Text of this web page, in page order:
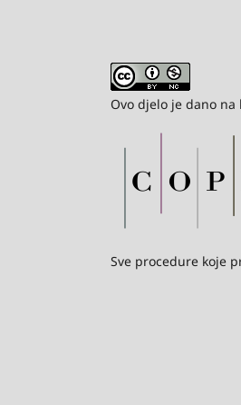
Ovo djelo je dano
Sve procedure koje